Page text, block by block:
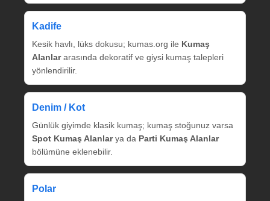
Kadife
Kesik havlı, lüks dokusu; kumas.org ile Kumaş
Alanlararasında dekoratif ve giysi kumaş talepleri
yönlendirilir.
Denim / Kot
Günlük giyimde klasik kumaş; kumaş stoğunuz varsa
Spot Kumaş Alanlarya da Parti Kumaş Alanlar
bölümüne eklenebilir.
Polar